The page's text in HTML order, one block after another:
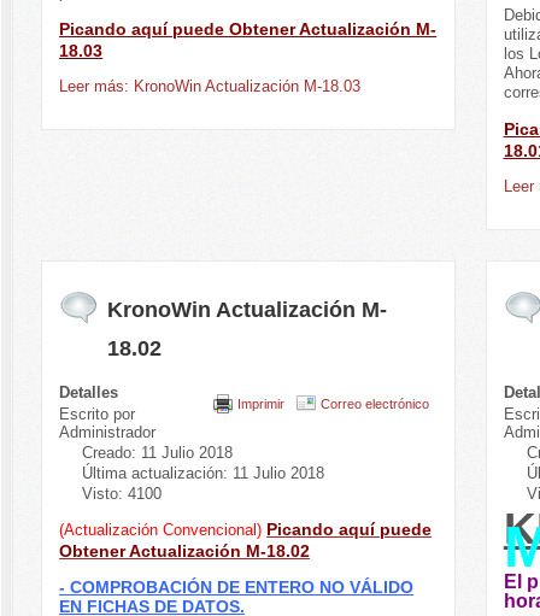
Picando aquí puede Obtener Actualización M-
18.03
Leer más: KronoWin Actualización M-18.03
los
KronoWin Actualización M-
18.02
Imprimir Correo electrónico
Detalles
Escrito por
Administrador
Creado: 11 Julio 2018
Última actualización: 11 Julio 2018
Visto: 4100
(Actualización Convencional) Picando aquí puede
Obtener Actualización M-18.02
- COMPROBACIÓN DE ENTERO NO VÁLIDO
EN FICHAS DE DATOS.
El